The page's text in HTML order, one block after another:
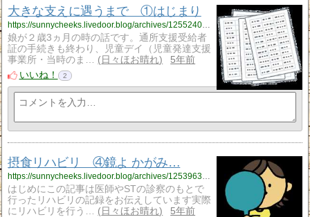
大きな支えに遇うまで ①はじまり
https://sunnycheeks.livedoor.blog/archives/12552407.html
娘が２歳3ヵ月の時の話です。通所支援受給者
証の手続きも終わり、児童デイ（児童発達支援
事業所・当時のま…
日々ほお晴れ
5年前
いいね！
2
摂食リハビリ ④鏡よ かがみ…
https://sunnycheeks.livedoor.blog/archives/12539638.html
はじめにこの記事は医師やSTの診察のもとで
行ったリハビリの記録をお伝えしています実際
にリハビリを行う…
日々ほお晴れ
5年前